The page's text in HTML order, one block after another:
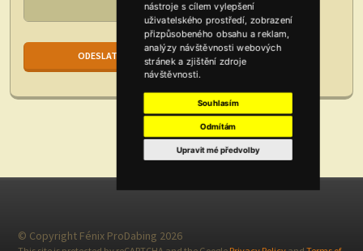
nástroje s cílem vylepšení
uživatelského prostředí, zobrazení
přizpůsobeného obsahu a reklam,
analýzy návštěvnosti webových
stránek a zjištění zdroje
návštěvnosti.
Souhlasím
Odmítám
Upravit mé předvolby
© Copyright Fénix ProDabing 2026